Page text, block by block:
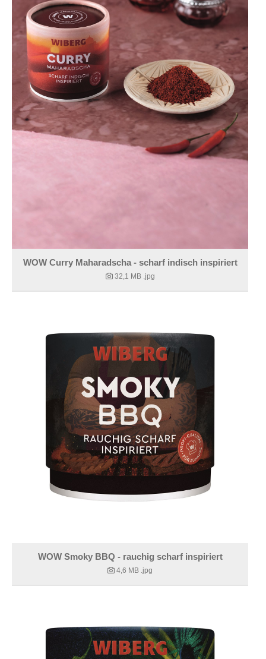
WOW Curry Maharadscha - scharf indisch inspiriert
32,1 MB .jpg
WOW Smoky BBQ - rauchig scharf inspiriert
4,6 MB .jpg